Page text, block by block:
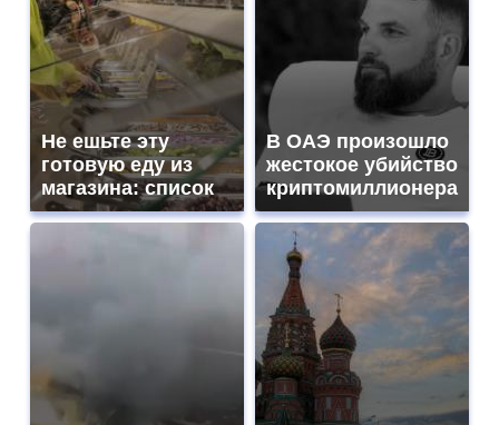
Не ешьте эту
готовую еду из
магазина: список
В ОАЭ произошло
жестокое убийство
криптомиллионера